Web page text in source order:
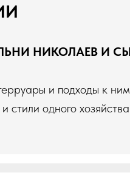
НИКОЛАЕВ И
и подходы к
одного